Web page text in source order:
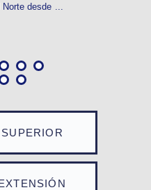
desde ...